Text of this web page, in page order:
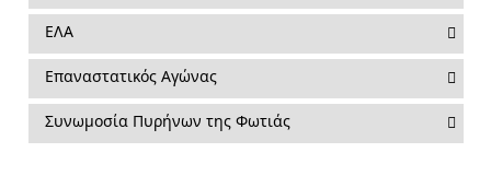
ΕΛΑ
Επαναστατικός Αγώνας
Συνωμοσία Πυρήνων της Φωτιάς